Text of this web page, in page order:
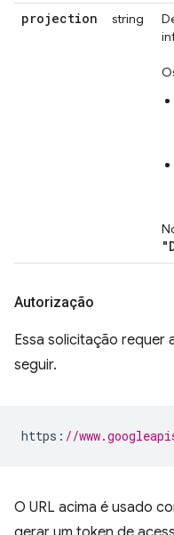
projection string
Autorização
Essa solicitação requer
seguir.
https : //
O URL acima é usado